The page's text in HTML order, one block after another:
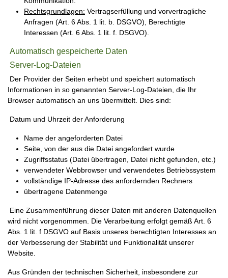
Rechtsgrundlagen: Vertragserfüllung und vorvertragliche
Anfragen (Art. 6 Abs. 1 lit. b. DSGVO), Berechtigte
Interessen (Art. 6 Abs. 1 lit. f. DSGVO).
Automatisch gespeicherte Daten
Server-Log-Dateien
Der Provider der Seiten erhebt und speichert automatisch
Informationen in so genannten Server-Log-Dateien, die Ihr
Browser automatisch an uns übermittelt. Dies sind:
Datum und Uhrzeit der Anforderung
Name der angeforderten Datei
Seite, von der aus die Datei angefordert wurde
Zugriffsstatus (Datei übertragen, Datei nicht gefunden, etc.)
verwendeter Webbrowser und verwendetes Betriebssystem
vollständige IP-Adresse des anfordernden Rechners
übertragene Datenmenge
Eine Zusammenführung dieser Daten mit anderen Datenquellen
wird nicht vorgenommen. Die Verarbeitung erfolgt gemäß Art. 6
Abs. 1 lit. f DSGVO auf Basis unseres berechtigten Interesses an
der Verbesserung der Stabilität und Funktionalität unserer
Website.
Aus Gründen der technischen Sicherheit, insbesondere zur